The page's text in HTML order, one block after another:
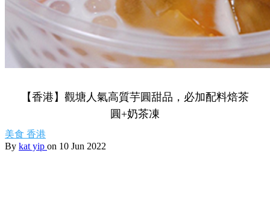
【香港】觀塘人氣高質芋圓甜品，必加配料焙茶
圓+奶茶凍
美食 香港
By kat yip on 10 Jun 2022